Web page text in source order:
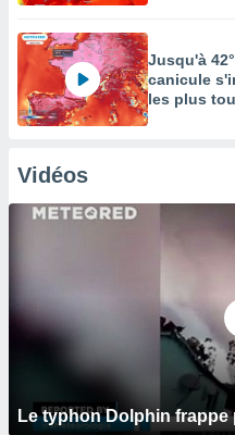
Jusqu'à
canicule
les plus
Vidéos
Le typhon Dolphin